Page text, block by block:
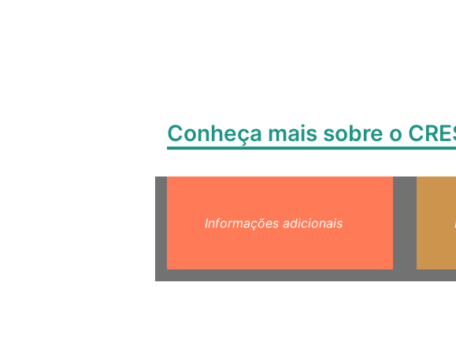
Conheça mais sobre o
Informações adicionais